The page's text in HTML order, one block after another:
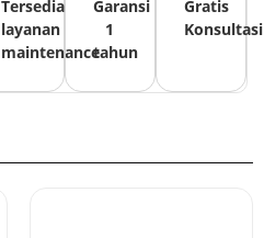
Tersedia
layanan
maintenance
Garansi
1
tahun
Gratis
Konsultasi